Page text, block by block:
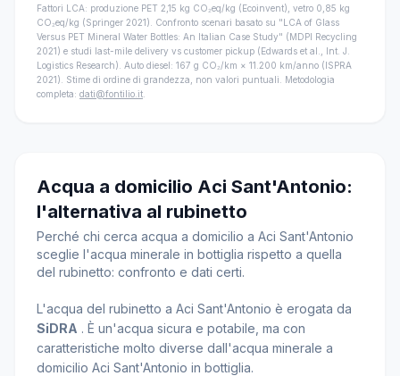
Fattori LCA: produzione PET 2,15 kg CO₂eq/kg (Ecoinvent), vetro 0,85 kg
CO₂eq/kg (Springer 2021). Confronto scenari basato su "LCA of Glass
Versus PET Mineral Water Bottles: An Italian Case Study" (MDPI Recycling
2021) e studi last-mile delivery vs customer pickup (Edwards et al., Int. J.
Logistics Research). Auto diesel: 167 g CO₂/km × 11.200 km/anno (ISPRA
2021). Stime di ordine di grandezza, non valori puntuali. Metodologia
completa: dati@fontilio.it
Acqua a domicilio Aci Sant'Antonio:
l'alternativa al rubinetto
Perché chi cerca acqua a domicilio a Aci Sant'Antonio
sceglie l'acqua minerale in bottiglia rispetto a quella
del rubinetto: confronto e dati certi.
L'acqua del rubinetto a Aci Sant'Antonio è erogata da
SiDRA . È un'acqua sicura e potabile, ma con
caratteristiche molto diverse dall'acqua minerale a
domicilio Aci Sant'Antonio in bottiglia.